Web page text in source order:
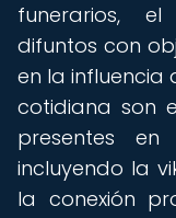
funerarios,
difuntos con
en la influencia
cotidiana son
presentes en
incluyendo la
la conexión